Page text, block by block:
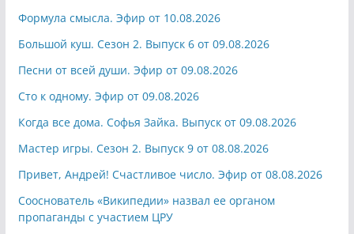
Формула смысла. Эфир от 10.08.2026
Большой куш. Сезон 2. Выпуск 6 от 09.08.2026
Песни от всей души. Эфир от 09.08.2026
Сто к одному. Эфир от 09.08.2026
Когда все дома. Софья Зайка. Выпуск от 09.08.2026
Мастер игры. Сезон 2. Выпуск 9 от 08.08.2026
Привет, Андрей! Счастливое число. Эфир от 08.08.2026
Сооснователь «Википедии» назвал ее органом
пропаганды с участием ЦРУ